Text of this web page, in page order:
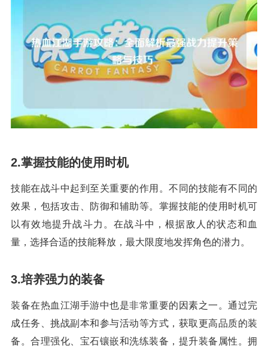
2.掌握技能的使用时机
技能在战斗中起到至关重要的作用。不同的技能有不同的
效果，包括攻击、防御和辅助等。掌握技能的使用时机可
以有效地提升战斗力。在战斗中，根据敌人的状态和血
量，选择合适的技能释放，最大限度地发挥角色的潜力。
3.培养强力的装备
装备在热血江湖手游中也是非常重要的因素之一。通过完
成任务、挑战副本和参与活动等方式，获取更高品质的装
备。合理强化、宝石镶嵌和洗练装备，提升装备属性。拥